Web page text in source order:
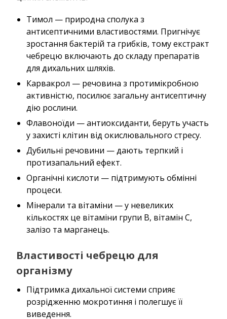
Тимол — природна сполука з
антисептичними властивостями. Пригнічує
зростання бактерій та грибків, тому екстракт
чебрецю включають до складу препаратів
для дихальних шляхів.
Карвакрол — речовина з протимікробною
активністю, посилює загальну антисептичну
дію рослини.
Флавоноїди — антиоксиданти, беруть участь
у захисті клітин від окислювального стресу.
Дубильні речовини — дають терпкий і
протизапальний ефект.
Органічні кислоти — підтримують обмінні
процеси.
Мінерали та вітаміни — у невеликих
кількостях це вітаміни групи B, вітамін C,
залізо та марганець.
Властивості чебрецю для
організму
Підтримка дихальної системи сприяє
розрідженню мокротиння і полегшує її
виведення.